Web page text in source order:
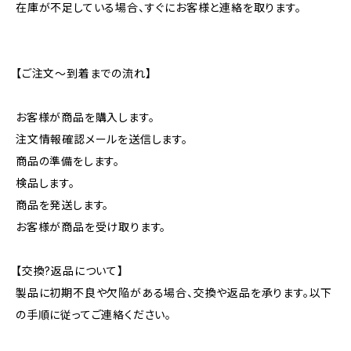
在庫が不足している場合、すぐにお客様と連絡を取ります。
【ご注文～到着までの流れ】
お客様が商品を購入します。
注文情報確認メールを送信します。
商品の準備をします。
検品します。
商品を発送します。
お客様が商品を受け取ります。
【交換?返品について】
製品に初期不良や欠陥がある場合、交換や返品を承ります。以下
の手順に従ってご連絡ください。